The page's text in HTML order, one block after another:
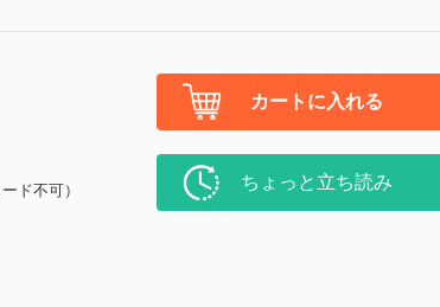
ド不可）
カートに入れる
ちょっと立ち読み